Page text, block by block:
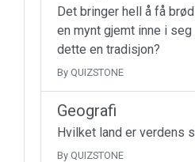
Det bringer hell å få
en mynt gjemt inne i
dette en tradisjon?
By QUIZSTONE
Geografi
Hvilket land er verdens
By QUIZSTONE